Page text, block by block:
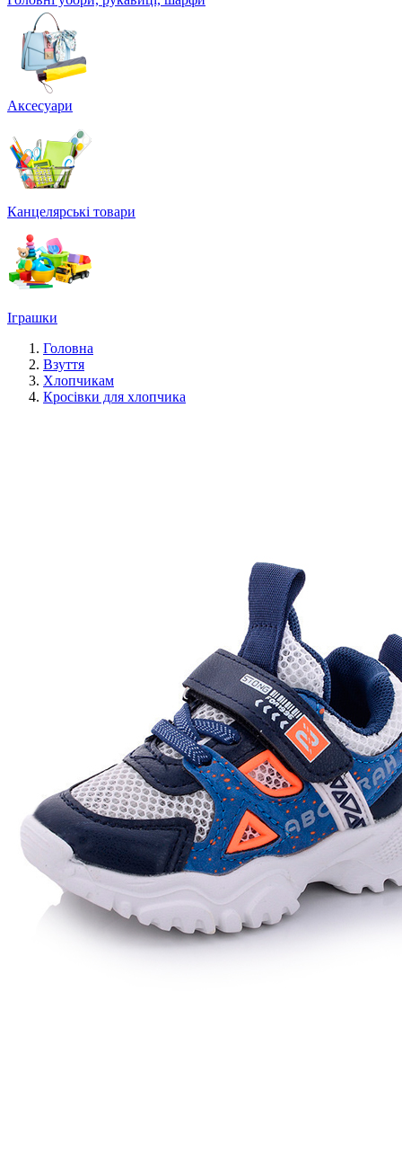
Аксесуари
Канцелярські товари
Іграшки
Головна
Взуття
Хлопчикам
Кросівки для хлопчика